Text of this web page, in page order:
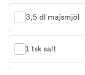
3,5 dl majsmjöl
1 tsk salt